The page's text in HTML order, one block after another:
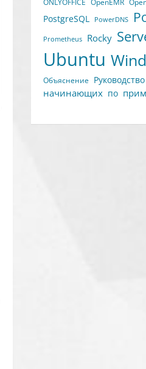
ONLYOFFICE OpenEMR
PostgreSQL PowerDNS
Prometheus Rocky
Ubuntu
Объяснение Руководство
начинающих по